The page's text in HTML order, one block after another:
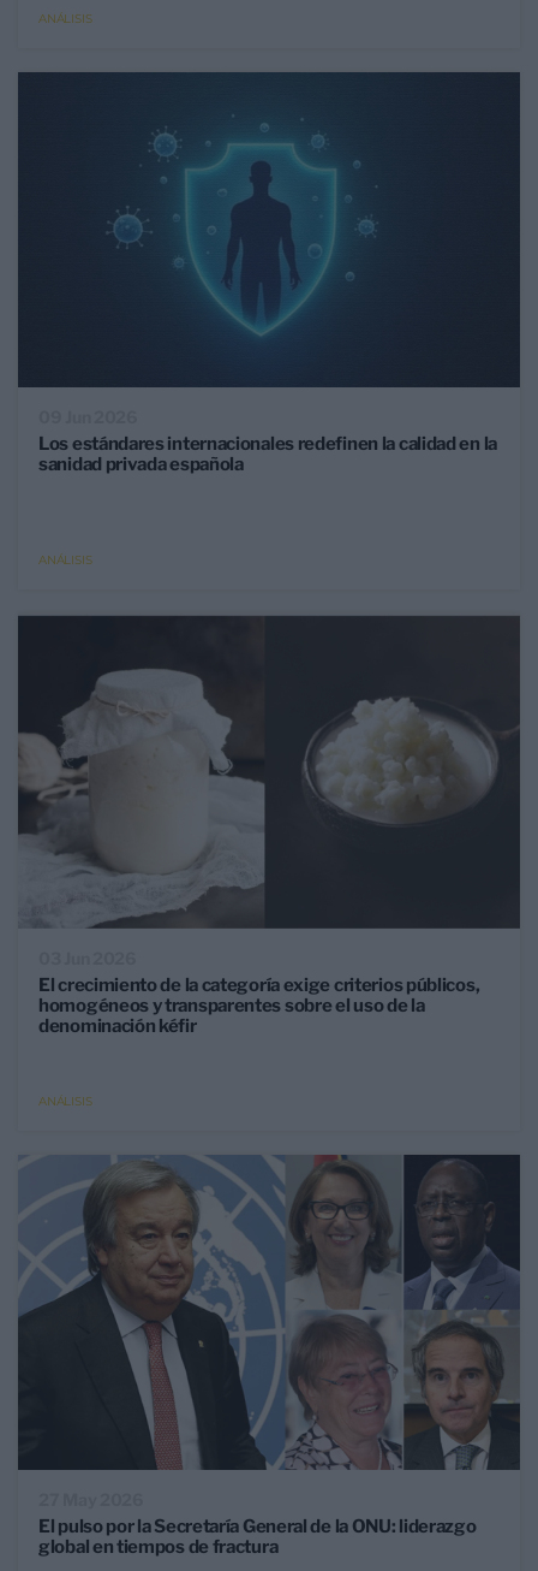
ANÁLISIS
Los estándares internacionales redefinen la calidad en la
sanidad privada española
ANÁLISIS
El crecimiento de la categoría exige criterios públicos,
homogéneos y transparentes sobre el uso de la
denominación kéfir
ANÁLISIS
El pulso por la Secretaría General de la ONU: liderazgo
global en tiempos de fractura